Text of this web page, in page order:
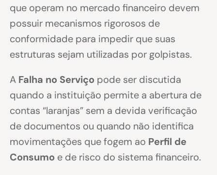
que operam no mercado financeiro devem
possuir mecanismos rigorosos de
conformidade para impedir que suas
estruturas sejam utilizadas por golpistas.
A Falha no Serviço pode ser discutida
quando a instituição permite a abertura de
contas “laranjas” sem a devida verificação
de documentos ou quando não identifica
movimentações que fogem ao Perfil de
Consumo e de risco do sistema financeiro.